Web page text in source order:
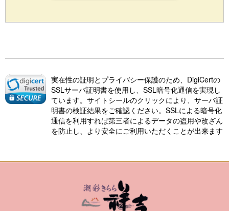
実在性の証明とプライバシー保護のため、DigiCertの
SSLサーバ証明書を使用し、SSL暗号化通信を実現し
ています。サイトシールのクリックにより、サーバ証
明書の検証結果をご確認ください。SSLによる暗号化
通信を利用すれば第三者によるデータの盗用や改ざん
を防止し、より安全にご利用いただくことが出来ます